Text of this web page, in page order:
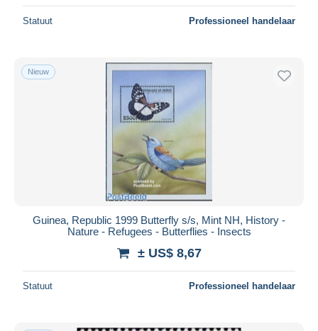
Statuut Professioneel handelaar
Nieuw
Guinea, Republic 1999 Butterfly s/s, Mint NH, History -
Nature - Refugees - Butterflies - Insects
± US$ 8,67
Statuut Professioneel handelaar